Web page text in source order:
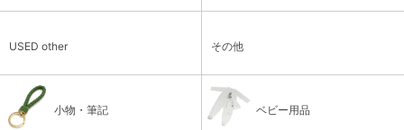
USED other その他
小物・筆記 ベビー用品